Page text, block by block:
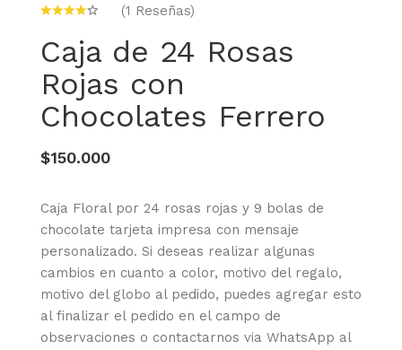
(1 Reseñas)
Caja de 24 Rosas
Rojas con
Chocolates Ferrero
$150.000
Caja Floral por 24 rosas rojas y 9 bolas de
chocolate tarjeta impresa con mensaje
personalizado. Si deseas realizar algunas
cambios en cuanto a color, motivo del regalo,
motivo del globo al pedido, puedes agregar esto
al finalizar el pedido en el campo de
observaciones o contactarnos via WhatsApp al